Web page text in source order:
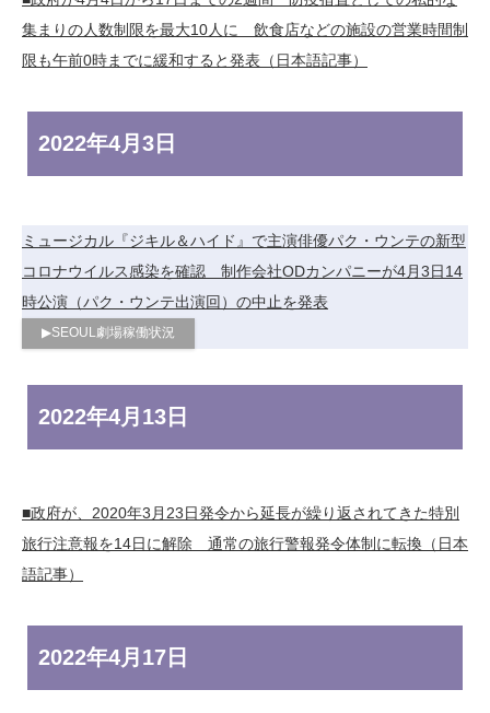
集まりの人数制限を最大10人に 飲食店などの施設の営業時間制
限も午前0時までに緩和すると発表（日本語記事）
2022年4月3日
ミュージカル『ジキル＆ハイド』で主演俳優パク・ウンテの新型
コロナウイルス感染を確認 制作会社ODカンパニーが4月3日14
時公演（パク・ウンテ出演回）の中止を発表
▶︎SEOUL劇場稼働状況
2022年4月13日
■政府が、2020年3月23日発令から延長が繰り返されてきた特別
旅行注意報を14日に解除 通常の旅行警報発令体制に転換（日本
語記事）
2022年4月17日